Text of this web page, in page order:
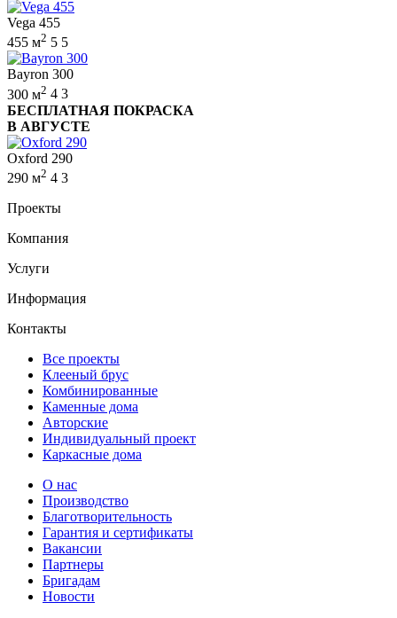
Vega 455
455 м2 5 5
Bayron 300
300 м2 4 3
БЕСПЛАТНАЯ ПОКРАСКА
В АВГУСТЕ
Oxford 290
290 м2 4 3
Проекты
Компания
Услуги
Информация
Контакты
Все проекты
Клееный брус
Комбинированные
Каменные дома
Авторские
Индивидуальный проект
Каркасные дома
О нас
Производство
Благотворительность
Гарантия и сертификаты
Вакансии
Партнеры
Бригадам
Новости